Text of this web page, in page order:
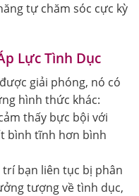
tự chăm sóc cực kỳ
Lực Tình Dục
giải phóng, nó có
hình thức khác:
thấy bực bội với
bình tĩnh hơn bình
trí bạn liên tục bị phân
tượng về tình dục,